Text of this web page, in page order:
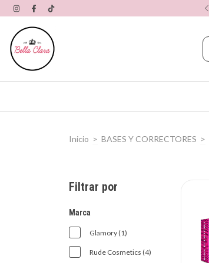
CON TARJETA DE CRÉDITO
Inicio > BASES Y CORRECTORES >
Filtrar por
Marca
Glamory (1)
Rude Cosmetics (4)